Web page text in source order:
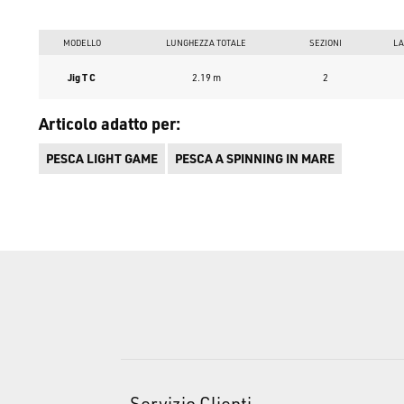
MODELLO LUNGHEZZA TOTALE SEZIONI
Jig T C 2.19 m 2
Articolo adatto per:
PESCA LIGHT GAME PESCA A SPINNING IN MARE